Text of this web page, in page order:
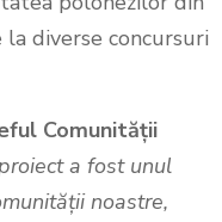
diverse concursuri
Comunității
a fost unul
noastre,